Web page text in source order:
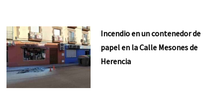
Incendio en un contenedor de
papel en la Calle Mesones de
Herencia